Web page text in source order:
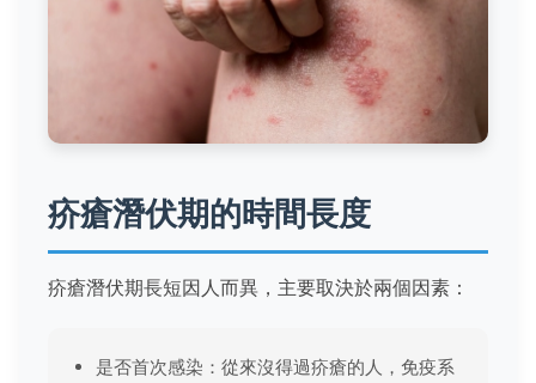
疥瘡潛伏期的時間長度
疥瘡潛伏期長短因人而異，主要取決於兩個因素：
是否首次感染：從來沒得過疥瘡的人，免疫系